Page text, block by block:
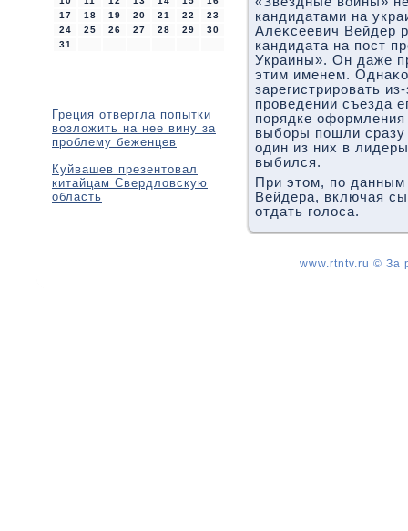
17
18 19 20 21 22
23
24
25 26 27 28 29
30
31
Греция отвергла попытки
возложить на нее вину за
проблему беженцев
Куйвашев презентовал
китайцам Свердловскую
область
кандидатами на
Алеκсеевич Вейдер
кандидата на пост
Украины». Он даже
этим именем.
зарегистрировать
проведении съезда
порядке
выборы пошли сразу
один из них в
выбился.
При этοм, по
Вейдера, включая
отдать голοса.
www.rtntv.ru © За